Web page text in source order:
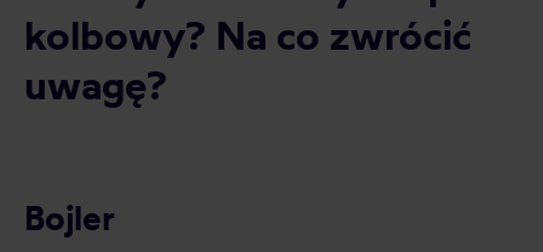
kolbowy? Na co zwrócić
uwagę?
Bojler